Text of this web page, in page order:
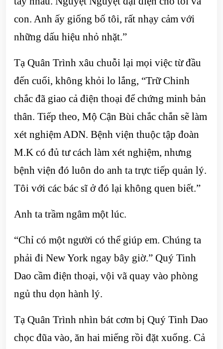
con. Anh ấy giống bố tôi, rất nhạy cảm với
những dấu hiệu nhỏ nhặt.”
Tạ Quân Trình xâu chuỗi lại mọi việc từ đầu
đến cuối, không khỏi lo lắng, “Trữ Chinh
chắc đã giao cả điện thoại để chứng minh bản
thân. Tiếp theo, Mộ Cận Bùi chắc chắn sẽ làm
xét nghiệm ADN. Bệnh viện thuộc tập đoàn
M.K có đủ tư cách làm xét nghiệm, nhưng
bệnh viện đó luôn do anh ta trực tiếp quản lý.
Tôi với các bác sĩ ở đó lại không quen biết.”
Anh ta trầm ngâm một lúc.
“Chỉ có một người có thể giúp em. Chúng ta
phải đi New York ngay bây giờ.” Quý Tinh
Dao cầm điện thoại, vội vã quay vào phòng
ngủ thu dọn hành lý.
Tạ Quân Trình nhìn bát cơm bị Quý Tinh Dao
chọc đũa vào, ăn hai miếng rồi đặt xuống. Cả